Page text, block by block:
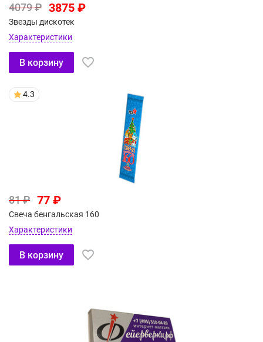
4079 ₽ 3875 ₽
Звезды дискотек
Характеристики
В корзину
4.3
81 ₽ 77 ₽
Свеча бенгальская 160
Характеристики
В корзину